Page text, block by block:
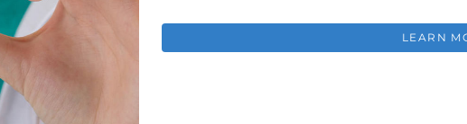
LEARN